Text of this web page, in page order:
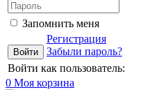
Запомнить меня
Регистрация
Забыли пароль?
Войти как пользователь:
0 Моя корзина